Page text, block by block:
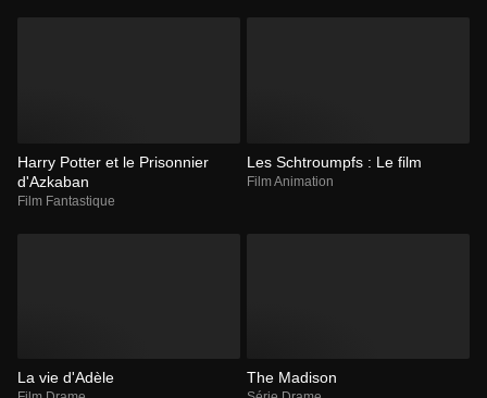
Harry Potter et le Prisonnier
d'Azkaban
Film Fantastique
Les Schtroumpfs : Le film
Film Animation
La vie d'Adèle The Madison